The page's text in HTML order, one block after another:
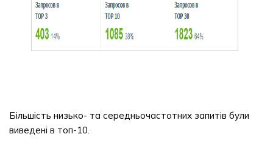
Більшість низько- та середньочастотних запитів були
виведені в топ-10.